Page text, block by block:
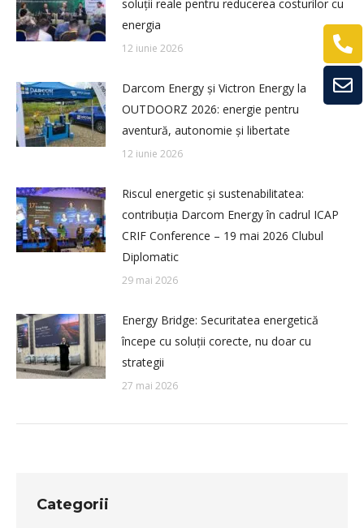
soluții reale pentru reducerea costurilor cu
energia
12 iunie 2026
Darcom Energy și Victron Energy la
OUTDOORZ 2026: energie pentru
aventură, autonomie și libertate
12 iunie 2026
Riscul energetic și sustenabilitatea:
contribuția Darcom Energy în cadrul ICAP
CRIF Conference – 19 mai 2026 Clubul
Diplomatic
29 mai 2026
Energy Bridge: Securitatea energetică
începe cu soluții corecte, nu doar cu
strategii
27 mai 2026
Categorii